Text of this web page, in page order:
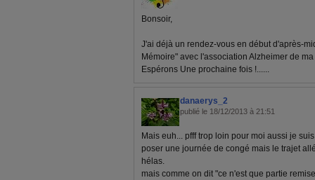
Bonsoir,
J'ai déjà un rendez-vous en début d'après-
Mémoire" avec l'association Alzheimer de
Espérons Une prochaine fois !......
danaerys_2
publié le 18/12/2013 à 21:51
Mais euh... pfff trop loin pour moi aussi je
poser une journée de congé mais le trajet
hélas.
mais comme on dit "ce n'est que partie